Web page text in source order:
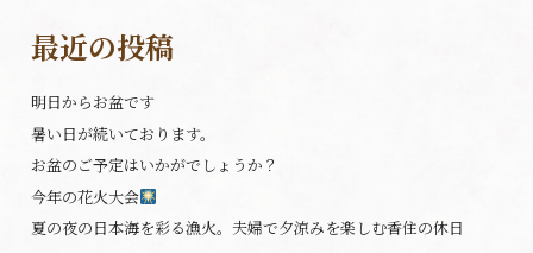
最近の投稿
明日からお盆です
暑い日が続いております。
お盆のご予定はいかがでしょうか？
今年の花火大会
夏の夜の日本海を彩る漁火。夫婦で夕涼みを楽しむ香住の休日